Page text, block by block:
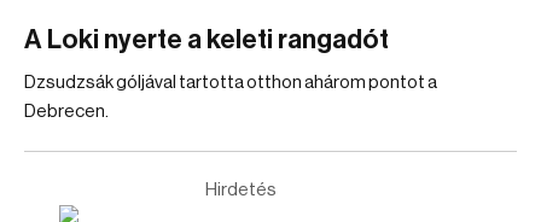
A Loki nyerte a keleti rangadót
Dzsudzsák góljával tartotta otthon ahárom pontot a
Debrecen.
Hirdetés